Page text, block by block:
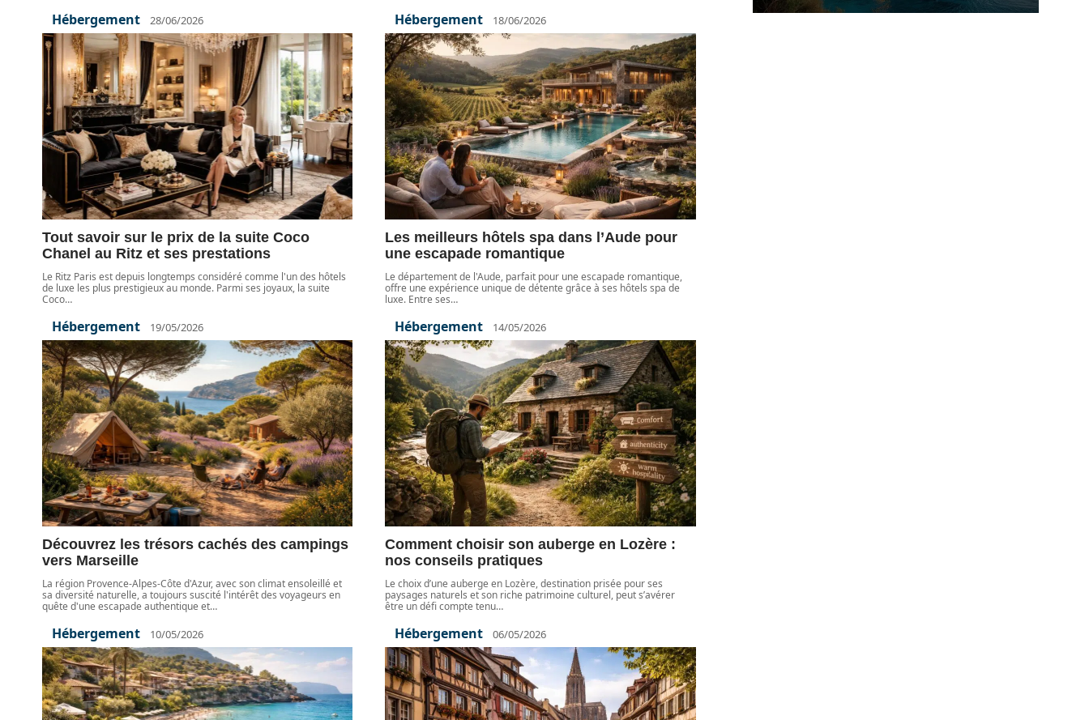
Hébergement 28/06/2026 Hébergement 18/06/2026
Tout savoir sur le prix de la suite Coco
Chanel au Ritz et ses prestations
Le Ritz Paris est depuis longtemps considéré comme l'un des hôtels
de luxe les plus prestigieux au monde. Parmi ses joyaux, la suite
Coco…
Hébergement 19/05/2026
Les meilleurs hôtels spa dans l’Aude pour
une escapade romantique
Le département de l'Aude, parfait pour une escapade romantique,
offre une expérience unique de détente grâce à ses hôtels spa de
luxe. Entre ses…
Hébergement 14/05/2026
Découvrez les trésors cachés des campings
vers Marseille
La région Provence-Alpes-Côte d'Azur, avec son climat ensoleillé et
sa diversité naturelle, a toujours suscité l'intérêt des voyageurs en
quête d'une escapade authentique et…
Hébergement 10/05/2026
Comment choisir son auberge en Lozère :
nos conseils pratiques
Le choix d’une auberge en Lozère, destination prisée pour ses
paysages naturels et son riche patrimoine culturel, peut s’avérer
être un défi compte tenu…
Hébergement 06/05/2026